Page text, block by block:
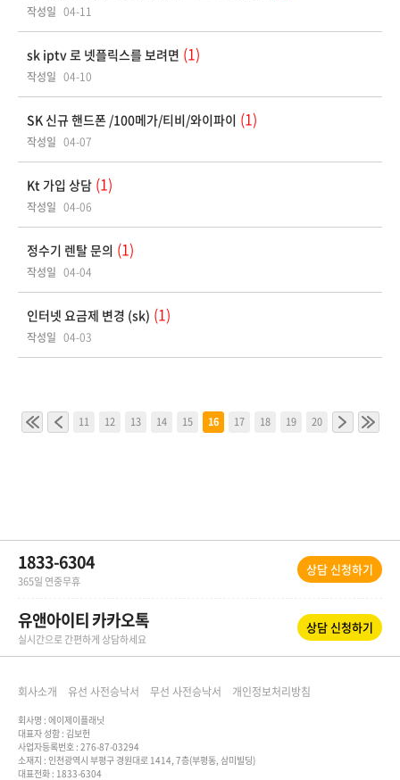
작성일 04-11
sk iptv 로 넷플릭스를 보려면 (1)
작성일 04-10
SK 신규 핸드폰 /100메가/티비/와이파이 (1)
작성일 04-07
Kt 가입 상담 (1)
작성일 04-06
정수기 렌탈 문의 (1)
작성일 04-04
인터넷 요금제 변경 (sk) (1)
작성일 04-03
11 12 13 14 15 16 17 18 19 20
1833-6304
365일 연중무휴
상담 신청하기
유앤아이티 카카오톡
실시간으로 간편하게 상담하세요
상담 신청하기
회사소개 유선 사전승낙서 무선 사전승낙서 개인정보처리방침
회사명 : 에이제이플래닛
대표자 성함 : 김보헌
사업자등록번호 : 276-87-03294
소재지 : 인천광역시 부평구 경원대로 1414, 7층(부평동, 삼미빌딩)
대표전화 : 1833-6304